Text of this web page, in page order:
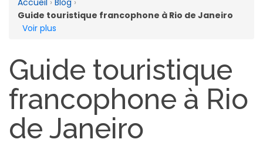
Accueil › Blog ›
Guide touristique francophone à Rio de Janeiro
Voir plus
Guide touristique
francophone à Rio
de Janeiro